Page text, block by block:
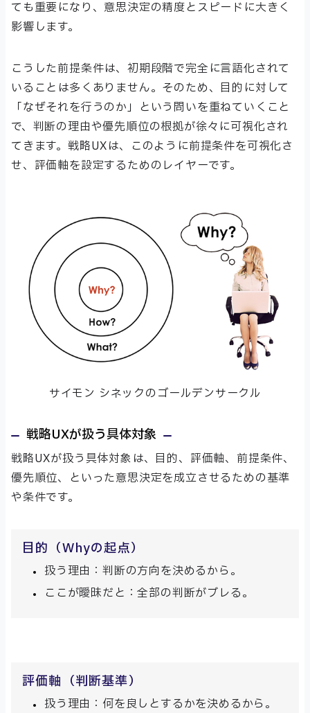
ても重要になり、意思決定の精度とスピードに大きく
影響します。
こうした前提条件は、初期段階で完全に言語化されて
いることは多くありません。そのため、目的に対して
「なぜそれを行うのか」という問いを重ねていくこと
で、判断の理由や優先順位の根拠が徐々に可視化され
てきます。戦略UXは、このように前提条件を可視化さ
せ、評価軸を設定するためのレイヤーです。
サイモン シネックのゴールデンサークル
戦略UXが扱う具体対象
戦略UXが扱う具体対象は、目的、評価軸、前提条件、
優先順位、といった意思決定を成立させるための基準
や条件です。
目的（Whyの起点）
扱う理由：判断の方向を決めるから。
ここが曖昧だと：全部の判断がブレる。
評価軸（判断基準）
扱う理由：何を良しとするかを決めるから。